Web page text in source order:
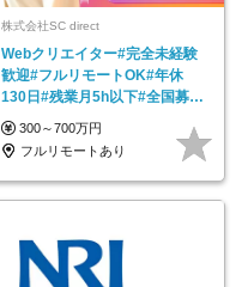
株式会社SC direct
Webクリエイター#完全未経験
歓迎#フルリモートOK#年休
130日#残業月5h以下#全国募集
#最大1年の研修
300～700万円
フルリモートあり